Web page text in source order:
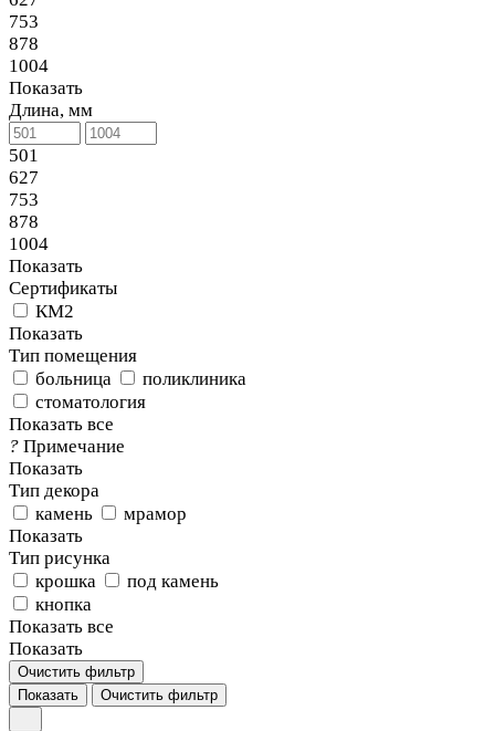
753
878
1004
Показать
Длина, мм
501
627
753
878
1004
Показать
Сертификаты
КМ2
Показать
Тип помещения
больница
поликлиника
стоматология
Показать все
? Примечание
Показать
Тип декора
камень
мрамор
Показать
Тип рисунка
крошка
под камень
кнопка
Показать все
Показать
Очистить фильтр
Показать
Очистить фильтр